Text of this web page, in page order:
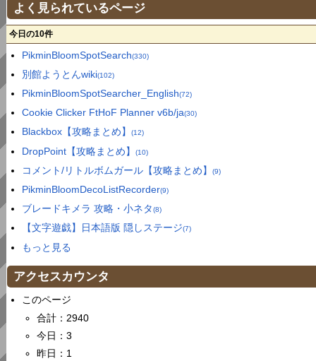
よく見られているページ
今日の10件
PikminBloomSpotSearch(330)
別館ようとんwiki(102)
PikminBloomSpotSearcher_English(72)
Cookie Clicker FtHoF Planner v6b/ja(30)
Blackbox【攻略まとめ】 (12)
DropPoint【攻略まとめ】 (10)
コメント/リトルボムガール【攻略まとめ】 (9)
PikminBloomDecoListRecorder(9)
ブレードキメラ 攻略・小ネタ(8)
【文字遊戯】日本語版 隠しステージ(7)
もっと見る
アクセスカウンタ
このページ
合計：2940
今日：3
昨日：1